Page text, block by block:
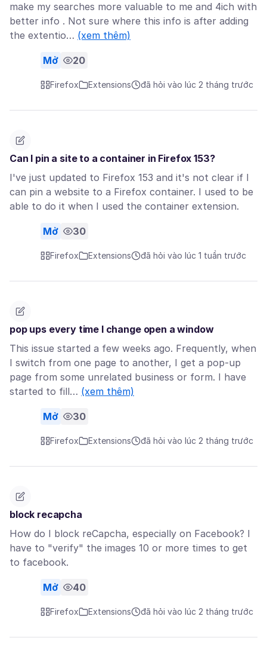
make my searches more valuable to me and 4ich with
better info . Not sure where this info is after adding
the extentio… (xem thêm)
Mở 20
Firefox Extensions đã hỏi vào lúc 2 tháng trước
Can I pin a site to a container in Firefox 153?
I've just updated to Firefox 153 and it's not clear if I
can pin a website to a Firefox container. I used to be
able to do it when I used the container extension.
Mở 30
Firefox Extensions đã hỏi vào lúc 1 tuần trước
pop ups every time I change open a window
This issue started a few weeks ago. Frequently, when
I switch from one page to another, I get a pop-up
page from some unrelated business or form. I have
started to fill… (xem thêm)
Mở 30
Firefox Extensions đã hỏi vào lúc 2 tháng trước
block recapcha
How do I block reCapcha, especially on Facebook? I
have to "verify" the images 10 or more times to get
to facebook.
Mở 40
Firefox Extensions đã hỏi vào lúc 2 tháng trước